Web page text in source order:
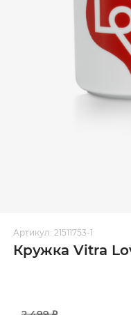
Артикул: 21511753-1
Кружка Vitra